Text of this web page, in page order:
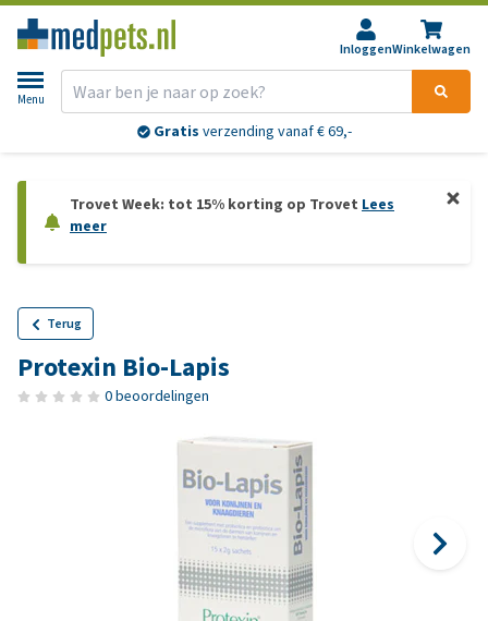
InloggenWinkelwagen
Menu
Gratis verzending vanaf € 69,-
Trovet Week: tot 15% korting op Trovet Lees
meer
Terug
Protexin Bio-Lapis
0 beoordelingen